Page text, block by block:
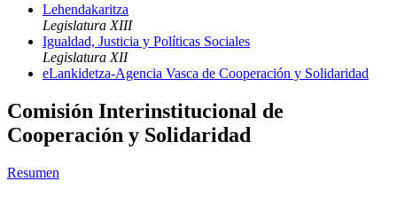
Lehendakaritza
Legislatura XIII
Igualdad, Justicia y Políticas Sociales
Legislatura XII
eLankidetza-Agencia Vasca de Cooperación y Solidaridad
Comisión Interinstitucional de
Cooperación y Solidaridad
Resumen